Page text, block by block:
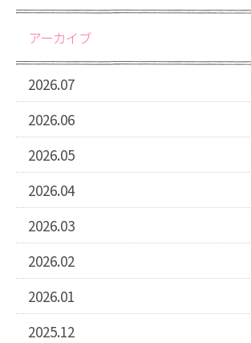
アーカイブ
2026.07
2026.06
2026.05
2026.04
2026.03
2026.02
2026.01
2025.12